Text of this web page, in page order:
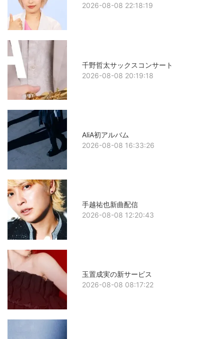
2026-08-08 22:18:19
千野哲太サックスコンサート
2026-08-08 20:19:18
AliA初アルバム
2026-08-08 16:33:26
手越祐也新曲配信
2026-08-08 12:20:43
玉置成実の新サービス
2026-08-08 08:17:22